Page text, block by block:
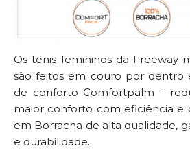
Os tênis femininos da Freeway
são feitos em couro por dentro
de conforto Comfortpalm –
maior conforto com eficiência e
em Borracha de alta qualidade,
e durabilidade.